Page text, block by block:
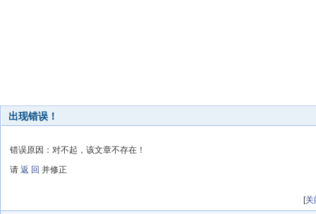
出现错误！
错误原因：对不起，该文章不存在！
请 返 回 并修正
[关